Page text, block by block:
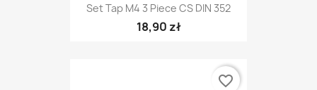
Set Tap M4 3 Piece CS DIN 352
18,90 zł
favorite_border